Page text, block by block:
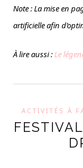
Note : La mise en
artificielle afin
À lire aussi :Le
ACTIVITÉS À